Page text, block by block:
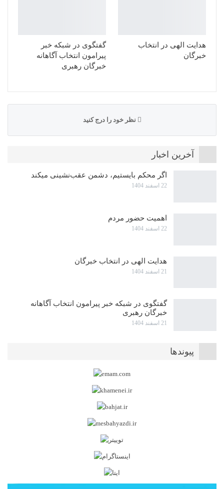
هدایت الهی در انتخاب
خبرگان
گفتگوی در شبکه خبر
پیرامون انتخاب آگاهانه
خبرگان رهبری
نظر خود را درج کنید
آخرین اخبار
اگر محکم بایستیم، دشمن عقب‌نشینی میکند
22 اسفند 1404
اهمیت حضور مردم
22 اسفند 1404
هدایت الهی در انتخاب خبرگان
21 اسفند 1404
گفتگوی در شبکه خبر پیرامون انتخاب آگاهانه
خبرگان رهبری
21 اسفند 1404
پیوندها